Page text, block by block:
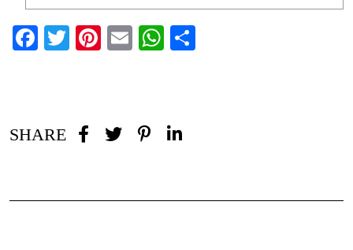
Facebook
Twitter
Pinterest
EmailWhatsApp
SHARE